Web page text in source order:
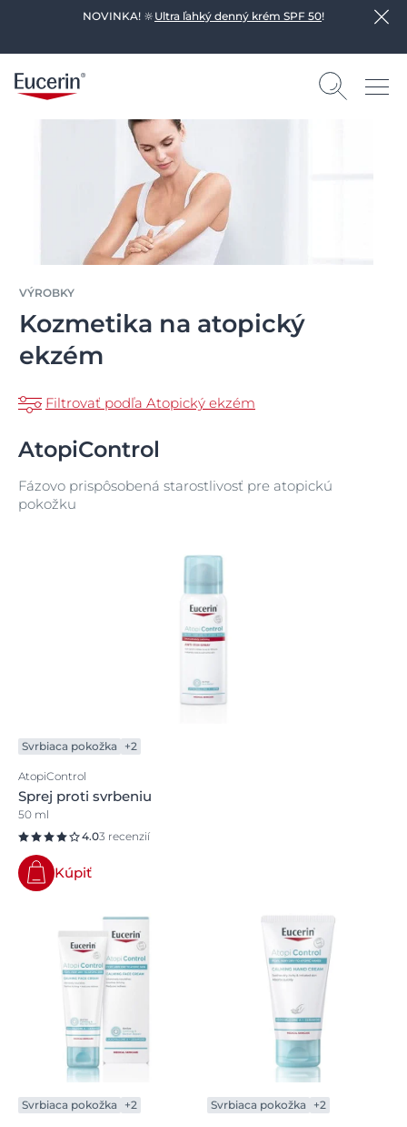
NOVINKA! 🔆 Ultra ľahký denný krém SPF 50!
VÝROBKY
Kozmetika na atopický
ekzém
Filtrovať podľa Atopický ekzém
AtopiControl
Fázovo prispôsobená starostlivosť pre atopickú
pokožku
Svrbiaca pokožka +2
AtopiControl
Sprej proti svrbeniu
50 ml
4.03 recenzií
Kúpiť
Svrbiaca pokožka +2 Svrbiaca pokožka +2